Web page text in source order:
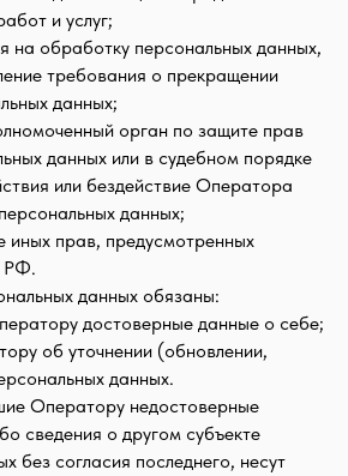
и услуг;
на обработку персональных данных,
требования о прекращении
данных;
орган по защите прав
данных или в судебном порядке
или бездействие Оператора
данных;
иных прав, предусмотренных
РФ.
данных обязаны:
достоверные данные о себе;
об уточнении (обновлении,
данных.
Оператору недостоверные
сведения о другом субъекте
без согласия последнего, несут